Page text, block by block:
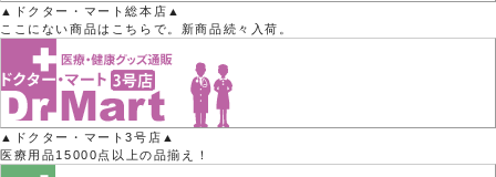
▲ドクター・マート総本店▲
ここにない商品はこちらで。新商品続々入荷。
▲ドクター・マート3号店▲
医療用品15000点以上の品揃え！